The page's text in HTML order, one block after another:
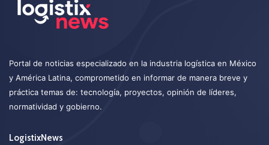
Portal de noticias especializado en la industria logística en México
y América Latina, comprometido en informar de manera breve y
práctica temas de: tecnología, proyectos, opinión de líderes,
normatividad y gobierno.
LogistixNews